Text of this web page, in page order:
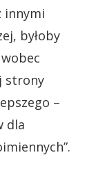
innymi
byłoby
strony
–
dla